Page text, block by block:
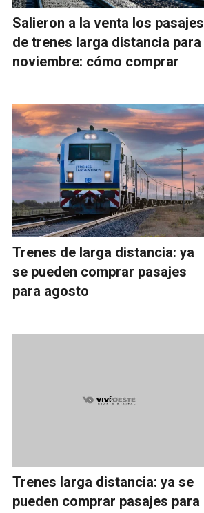
Salieron a la venta los pasajes
de trenes larga distancia para
noviembre: cómo comprar
Trenes de larga distancia: ya
se pueden comprar pasajes
para agosto
Trenes larga distancia: ya se
pueden comprar pasajes para